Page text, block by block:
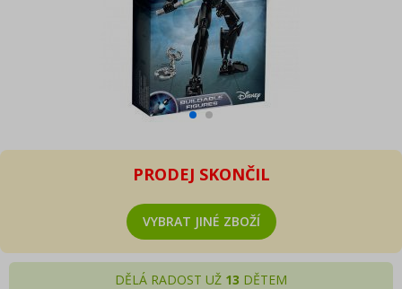
PRODEJ SKONČIL
VYBRAT JINÉ ZBOŽÍ
DĚLÁ RADOST UŽ 13 DĚTEM